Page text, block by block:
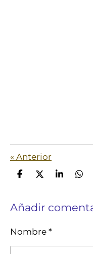
«Anterior
C
p
t
C
p
t
C
p
C
p
Añadir
Nombre *